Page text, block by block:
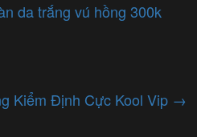
da trắng vú hồng 300k
Kiểm Định Cực Kool Vip →